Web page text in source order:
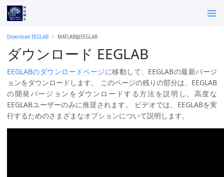
Download EEGLAB MATLAB版EEGLAB
ダウンロード EEGLAB
EEGLABのダウンロードページに移動して、EEGLABの最新バージ
ョンをダウンロードします。 このページの残りの部分は、EEGLAB
の開発バージョンをダウンロードする方法を説明し、高度な
EEGLABユーザーのみに推奨されます。 ビデオでは、EEGLABを実
行するためのさまざまなオプションについて説明します。